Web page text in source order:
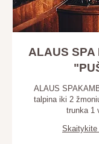
ALAUS SPA
ALAUS
talpina iki 2
trunka 1
Skaitykite